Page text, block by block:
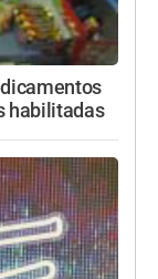
habilitadas